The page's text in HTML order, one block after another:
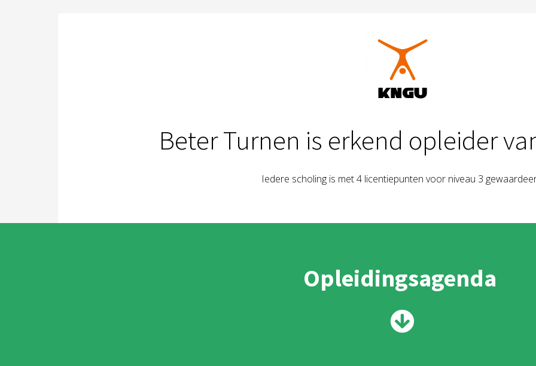
Beter Turnen is erkend opleider
Iedere scholing is met 4 licentiepunten voor niveau 3
Opleidingsagenda